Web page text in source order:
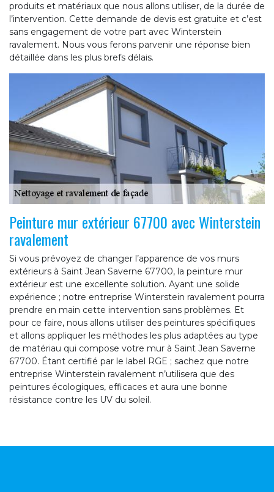
produits et matériaux que nous allons utiliser, de la durée de
l’intervention. Cette demande de devis est gratuite et c’est
sans engagement de votre part avec Winterstein
ravalement. Nous vous ferons parvenir une réponse bien
détaillée dans les plus brefs délais.
Peinture mur extérieur 67700 avec Winterstein
ravalement
Si vous prévoyez de changer l’apparence de vos murs
extérieurs à Saint Jean Saverne 67700, la peinture mur
extérieur est une excellente solution. Ayant une solide
expérience ; notre entreprise Winterstein ravalement pourra
prendre en main cette intervention sans problèmes. Et
pour ce faire, nous allons utiliser des peintures spécifiques
et allons appliquer les méthodes les plus adaptées au type
de matériau qui compose votre mur à Saint Jean Saverne
67700. Étant certifié par le label RGE ; sachez que notre
entreprise Winterstein ravalement n’utilisera que des
peintures écologiques, efficaces et aura une bonne
résistance contre les UV du soleil.